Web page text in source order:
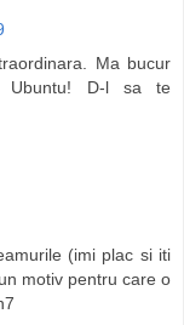
Ma bucur
Ubuntu! D-l sa te
(imi plac si iti
motiv pentru care o